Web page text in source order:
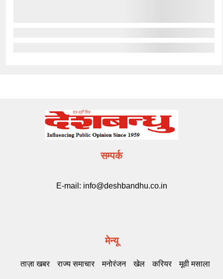
सम्पर्क
E-mail: info@deshbandhu.co.in
मेन्यू
ताज़ा खबर राज्य समाचार मनोरंजन खेल करियर मूवी मसाला